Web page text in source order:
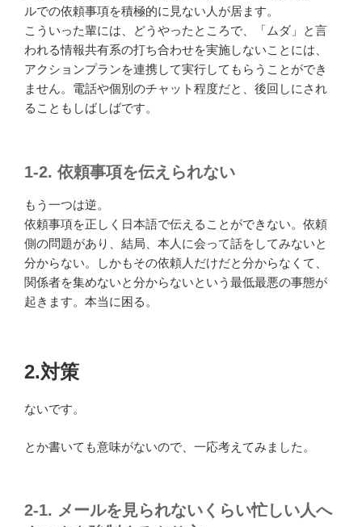
ルでの依頼事項を積極的に見ない人が居ます。
こういった輩には、どうやったところで、「ムダ」と言
われる情報共有系の打ち合わせを実施しないことには、
アクションプランを連携して実行してもらうことができ
ません。電話や個別のチャット程度だと、後回しにされ
ることもしばしばです。
1-2. 依頼事項を伝えられない
もう一つは逆。
依頼事項を正しく日本語で伝えることができない。依頼
側の問題があり、結局、本人に会って話をしてみないと
分からない。しかもその依頼人だけだと分からなくて、
関係者を集めないと分からないという最低最悪の事態が
起きます。本当に困る。
2.対策
ないです。
とか書いても意味がないので、一応考えてみました。
2-1. メールを見られないくらい忙しい人へ